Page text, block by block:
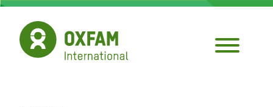
Aller
contenu
principal